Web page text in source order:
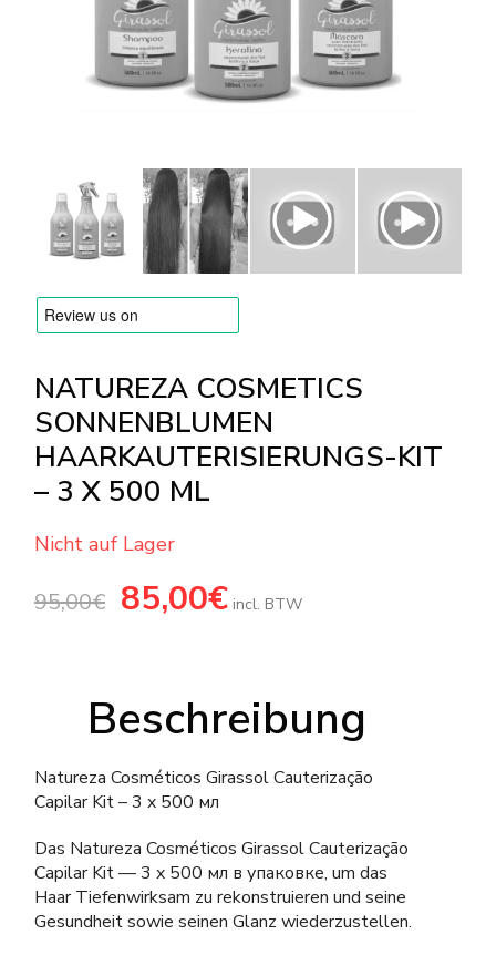
Versandarten & Zahlungsarten
NATUREZA COSMETICS
SONNENBLUMEN
HAARKAUTERISIERUNGS-KIT
– 3 X 500 ML
Nicht auf Lager
95,00€
Ursprünglicher
Preis
85,00€Aktueller
Preis
incl. BTW
Beschreibung
Natureza Cosméticos Girassol Cauterização
Capilar Kit – 3 x 500 мл
Das Natureza Cosméticos Girassol Cauterização
Capilar Kit — 3 x 500 мл в упаковке, um das
Haar Tiefenwirksam zu rekonstruieren und seine
Gesundheit sowie seinen Glanz wiederzustellen.